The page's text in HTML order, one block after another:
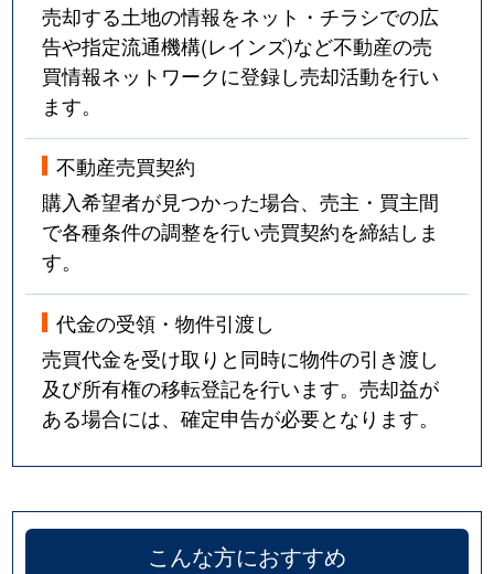
売却する土地の情報をネット・チラシでの広
告や指定流通機構(レインズ)など不動産の売
買情報ネットワークに登録し売却活動を行い
ます。
不動産売買契約
購入希望者が見つかった場合、売主・買主間
で各種条件の調整を行い売買契約を締結しま
す。
代金の受領・物件引渡し
売買代金を受け取りと同時に物件の引き渡し
及び所有権の移転登記を行います。売却益が
ある場合には、確定申告が必要となります。
こんな方におすすめ